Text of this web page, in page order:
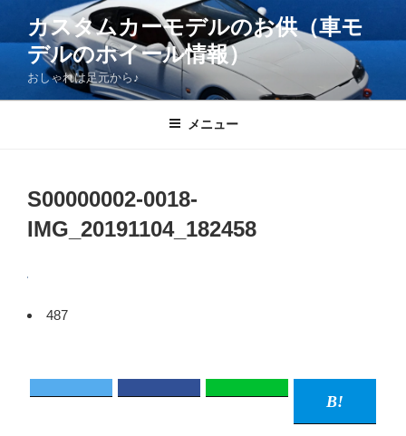
ツ
カスタムカーモデルのお供（車モ
デルのホイール情報）
おしゃれは足元から♪
メニュー
S00000002-0018-
IMG_20191104_182458
487